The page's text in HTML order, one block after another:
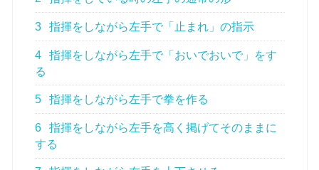
3 指揮をしながら左手で「止まれ」の指示
4
指揮をしながら左手で「おいでおいで」をす
る
5 指揮をしながら左手で拳を作る
6
指揮をしながら左手を高く掲げてそのままに
する